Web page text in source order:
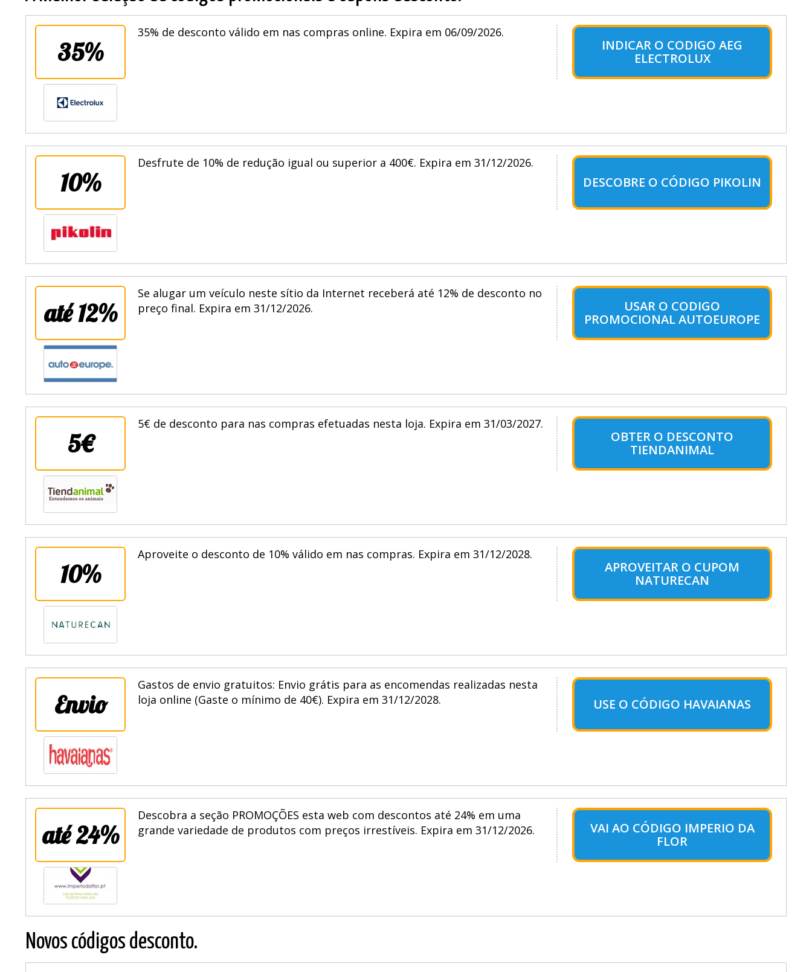
35%
35% de desconto válido em nas compras online. Expira em 06/09/2026.
INDICAR O CODIGO AEG
ELECTROLUX
10%
Desfrute de 10% de redução igual ou superior a 400€. Expira em 31/12/2026.
DESCOBRE O CÓDIGO PIKOLIN
até 12%
Se alugar um veículo neste sítio da Internet receberá até 12% de desconto no
preço final. Expira em 31/12/2026.
USAR O CODIGO
PROMOCIONAL AUTOEUROPE
5€
5€ de desconto para nas compras efetuadas nesta loja. Expira em 31/03/2027.
OBTER O DESCONTO
TIENDANIMAL
10%
Aproveite o desconto de 10% válido em nas compras. Expira em 31/12/2028.
APROVEITAR O CUPOM
NATURECAN
Envio
Gastos de envio gratuitos: Envio grátis para as encomendas realizadas nesta
loja online (Gaste o mínimo de 40€). Expira em 31/12/2028.
USE O CÓDIGO HAVAIANAS
até 24%
Descobra a seção PROMOÇÕES esta web com descontos até 24% em uma
grande variedade de produtos com preços irrestíveis. Expira em 31/12/2026.
VAI AO CÓDIGO IMPERIO DA
FLOR
Novos códigos desconto.